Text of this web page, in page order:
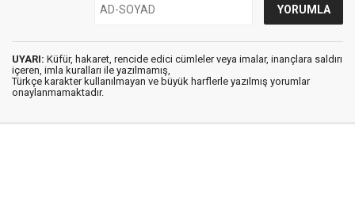
UYARI: Küfür, hakaret, rencide edici cümleler veya imalar, inançlara saldırı
içeren, imla kuralları ile yazılmamış,
Türkçe karakter kullanılmayan ve büyük harflerle yazılmış yorumlar
onaylanmamaktadır.